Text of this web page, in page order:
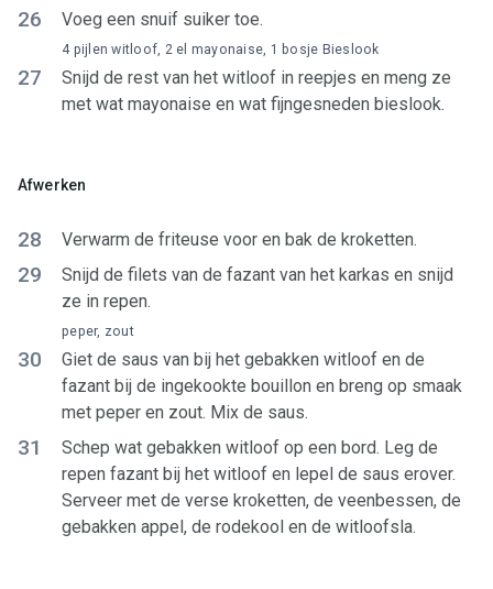
26 Voeg een snuif suiker toe.
27
Snijd de rest van het witloof in reepjes en meng ze
met wat mayonaise en wat fijngesneden bieslook.
4 pijlen witloof, 2 el mayonaise, 1 bosje Bieslook
Afwerken
28 Verwarm de friteuse voor en bak de kroketten.
29
Snijd de filets van de fazant van het karkas en snijd
ze in repen.
30
Giet de saus van bij het gebakken witloof en de
fazant bij de ingekookte bouillon en breng op smaak
met peper en zout. Mix de saus.
peper, zout
31
Schep wat gebakken witloof op een bord. Leg de
repen fazant bij het witloof en lepel de saus erover.
Serveer met de verse kroketten, de veenbessen, de
gebakken appel, de rodekool en de witloofsla.